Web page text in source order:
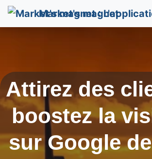
Market's magnet
Attirez des
boostez la
sur Google